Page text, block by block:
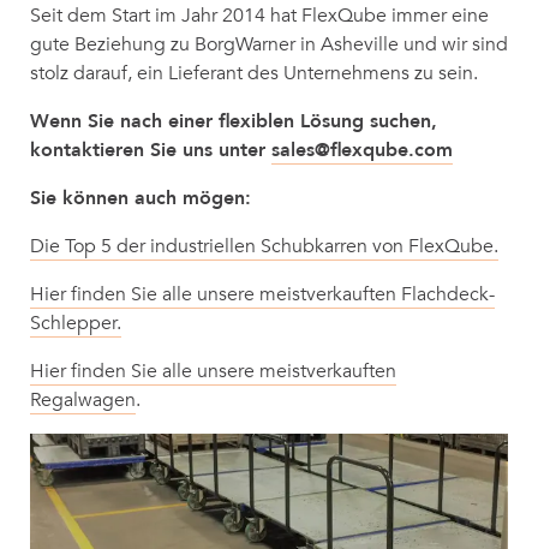
Seit dem Start im Jahr 2014 hat FlexQube immer eine
gute Beziehung zu BorgWarner in Asheville und wir sind
stolz darauf, ein Lieferant des Unternehmens zu sein.
Wenn Sie nach einer flexiblen Lösung suchen,
kontaktieren Sie uns unter sales@flexqube.com
Sie können auch mögen:
Die Top 5 der industriellen Schubkarren von FlexQube.
Hier finden Sie alle unsere meistverkauften Flachdeck-
Schlepper.
Hier finden Sie alle unsere meistverkauften
Regalwagen.